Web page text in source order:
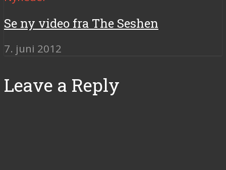
Se ny video fra The Seshen
7. juni 2012
Leave a Reply